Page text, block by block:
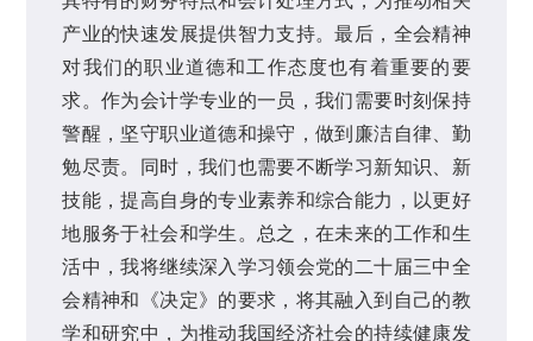
产业的快速发展提供智力支持。最后，全会精神
对我们的职业道德和工作态度也有着重要的要
求。作为会计学专业的一员，我们需要时刻保持
警醒，坚守职业道德和操守，做到廉洁自律、勤
勉尽责。同时，我们也需要不断学习新知识、新
技能，提高自身的专业素养和综合能力，以更好
地服务于社会和学生。总之，在未来的工作和生
活中，我将继续深入学习领会党的二十届三中全
会精神和《决定》的要求，将其融入到自己的教
学和研究中，为推动我国经济社会的持续健康发